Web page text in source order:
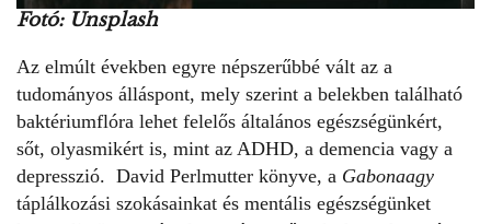
Fotó: Unsplash
Az elmúlt években egyre népszerűbbé vált az a
tudományos álláspont, mely szerint a belekben található
baktériumflóra lehet felelős általános egészségünkért,
sőt, olyasmikért is, mint az ADHD, a demencia vagy a
depresszió. David Perlmutter könyve, a Gabonaagy
táplálkozási szokásainkat és mentális egészségünket